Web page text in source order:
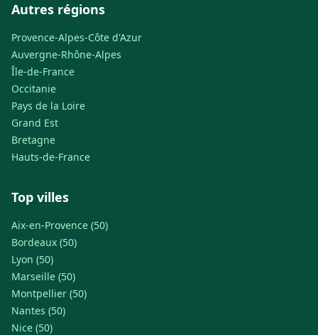
Autres régions
Provence-Alpes-Côte d'Azur
Auvergne-Rhône-Alpes
Île-de-France
Occitanie
Pays de la Loire
Grand Est
Bretagne
Hauts-de-France
Top villes
Aix-en-Provence (50)
Bordeaux (50)
Lyon (50)
Marseille (50)
Montpellier (50)
Nantes (50)
Nice (50)